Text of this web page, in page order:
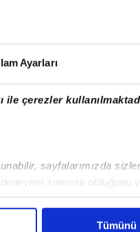
Ayarları
çerezler
sayfalarımızda
sunmak olduğunu
reklamların
Tümünü
el